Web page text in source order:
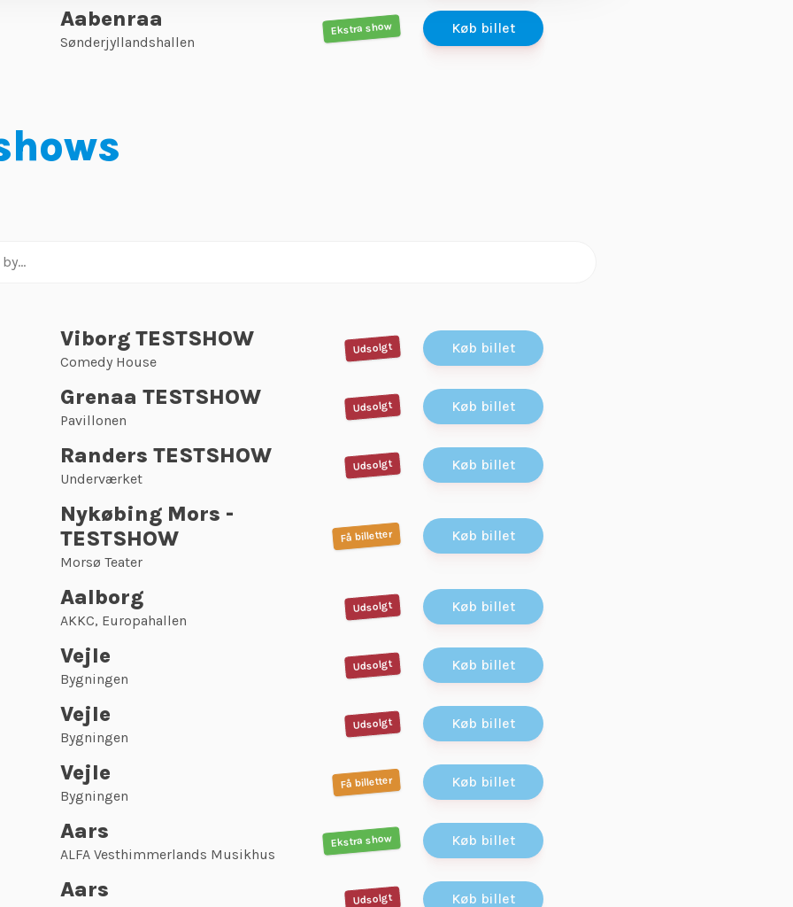
Aabenraa
Sønderjyllandshallen
Ekstra show Køb billet
Viborg TESTSHOW
Comedy House
Udsolgt Køb billet
Grenaa TESTSHOW
Pavillonen
Udsolgt Køb billet
Randers TESTSHOW
Underværket
Udsolgt Køb billet
Nykøbing Mors -
TESTSHOW
Morsø Teater
Få billetter Køb billet
Aalborg
AKKC, Europahallen
Udsolgt Køb billet
Vejle
Bygningen
Udsolgt Køb billet
Vejle
Bygningen
Udsolgt Køb billet
Vejle
Bygningen
Få billetter Køb billet
Aars
ALFA Vesthimmerlands Musikhus
Ekstra show Køb billet
Aars Udsolgt Køb billet